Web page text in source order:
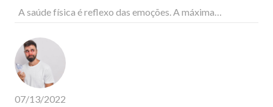
A saúde física é reflexo das emoções. A máxima…
07/13/2022